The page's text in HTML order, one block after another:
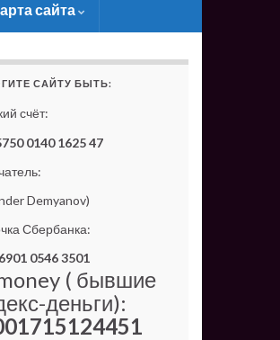
сайта
САЙТУ БЫТЬ:
счёт:
0140 1625 47
Demyanov)
Сбербанка:
0546 3501
( бывшие
деньги):